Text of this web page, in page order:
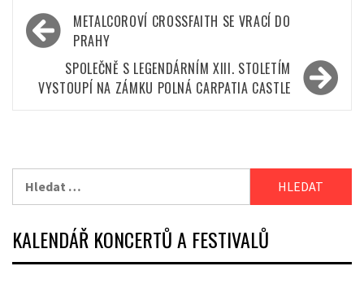
Navigace
pro
příspěvek
METALCOROVÍ CROSSFAITH SE VRACÍ DO
PRAHY
SPOLEČNĚ S LEGENDÁRNÍM XIII. STOLETÍM
VYSTOUPÍ NA ZÁMKU POLNÁ CARPATIA CASTLE
KALENDÁŘ KONCERTŮ A FESTIVALŮ